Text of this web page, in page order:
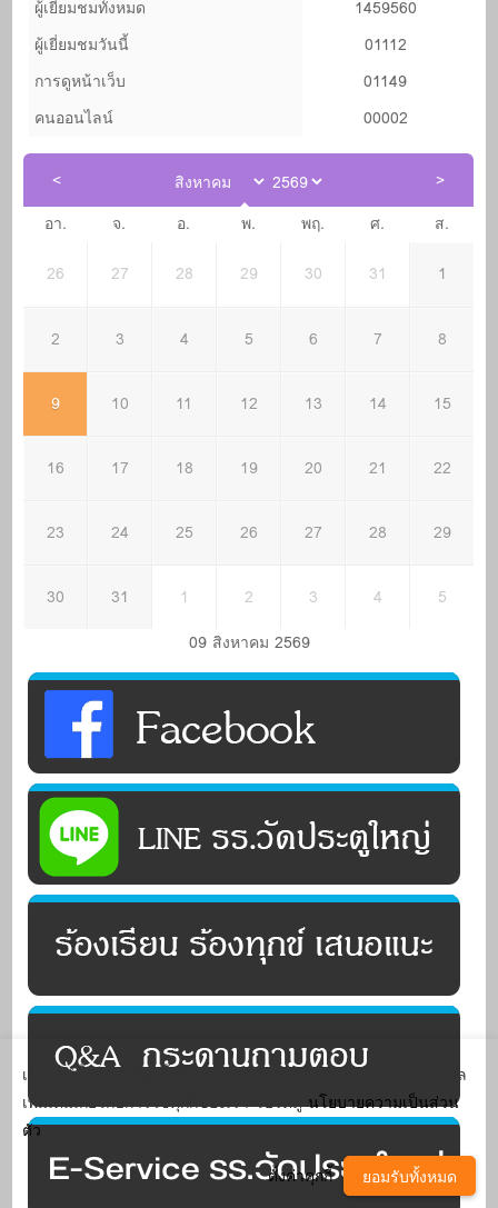
ผู้เยี่ยมชมทั้งหมด
1459560
ผู้เยี่ยมชมวันนี้
01112
การดูหน้าเว็บ
01149
คนออนไลน์
00002
อา. จ. อ. พ. พฤ. ศ. ส.
26 27 28 29 30 31 1
2 3 4 5 6 7 8
9 10 11 12 13 14 15
16 17 18 19 20 21 22
23 24 25 26 27 28 29
30 31 1 2 3 4
5
09 สิงหาคม 2569
เว็บไซต์นี้มีการใช้คุกกี้เพื่อปรับปรุงการให้บริการ หากต้องการข้อมูล
เพิ่มเติมเกี่ยวกับการใช้คุกกี้ของเรา โปรดดูนโยบายความเป็นส่วน
ตัว
ตั้งค่าคุกกี้
ยอมรับทั้งหมด